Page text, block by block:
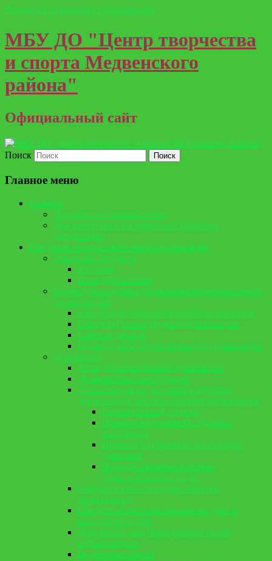
Перейти к основному содержимому
МБУ ДО "Центр творчества
и спорта Медвенского
района"
Официальный сайт
Поиск
Главное меню
Главная
Нормативно-правовая база
Для учащихся и их родителей (образцы
документов)
Сведения об образовательной организации
Основные сведения
История
Язык образования
Структура и органы управления образовательной
организацией
Учредитель образовательной организации
Общее собрание трудового коллектива
Совет педагогов
Руководитель образовательной организации
Документы
Устав образовательной оганизации
Должностные инструкции
Локальные акты, регламентирующие
деятельность образовательной организации
Коллективный договор
Правила внутреннего тудового
распорядка
Правила внутреннего распорядка
учащихся
Порядок оказания платных
образовательных услуг
Свидетельство о государственной
регистрации
Свидетельство о постановке на учет в
налоговом органе
Документы, подтверждающие право
собственности
Бюджетные сметы